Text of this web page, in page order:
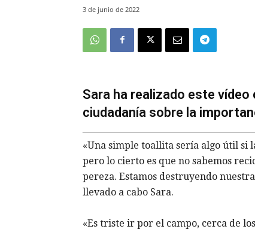
3 de junio de 2022
Sara ha realizado este
ciudadanía sobre la
«Una simple toallita sería algo útil si
pero lo cierto es que no sabemos
pereza. Estamos destruyendo
llevado a cabo Sara.
«Es triste ir por el campo, cerca de